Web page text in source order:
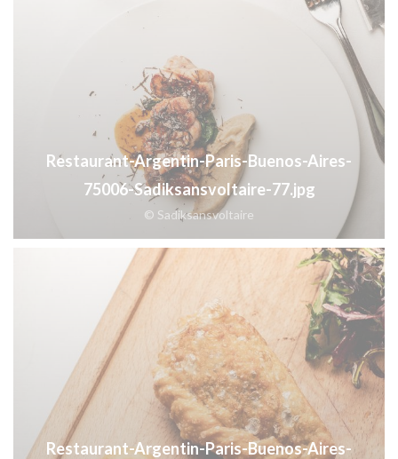
Restaurant-Argentin-Paris-Buenos-Aires-
75006-Sadiksansvoltaire-77.jpg
© Sadiksansvoltaire
Restaurant-Argentin-Paris-Buenos-Aires-